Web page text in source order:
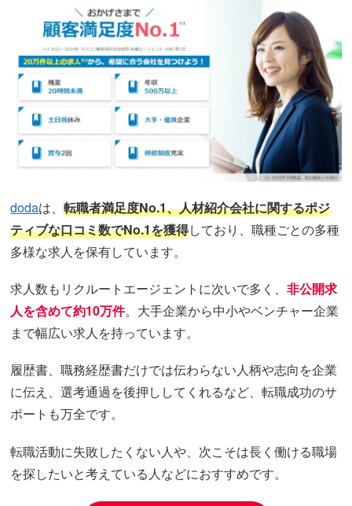
dodaは、転職者満足度No.1、人材紹介会社に関するポジ
ティブな口コミ数でNo.1を獲得しており、職種ごとの多種
多様な求人を保有しています。
求人数もリクルートエージェントに次いで多く、非公開求
人を含めて約10万件。大手企業から中小やベンチャー企業
まで幅広い求人を持っています。
履歴書、職務経歴書だけでは伝わらない人柄や志向を企業
に伝え、選考通過を後押ししてくれるなど、転職成功のサ
ポートも万全です。
転職活動に失敗したくない人や、次こそは長く働ける職場
を探したいと考えている人などにおすすめです。